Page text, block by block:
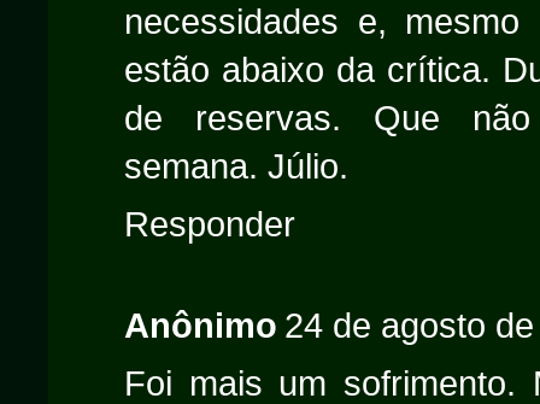
necessidades e,
estão abaixo da crítica.
de reservas. Que
semana. Júlio.
Responder
Anônimo 24 de agosto
Foi mais um sofrimento.